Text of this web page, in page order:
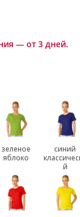
— от 3 дней.
зеленое
яблоко
синий
й